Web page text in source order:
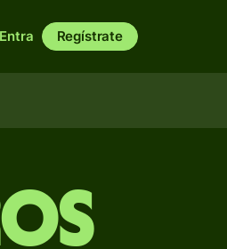
Entra Regístrate